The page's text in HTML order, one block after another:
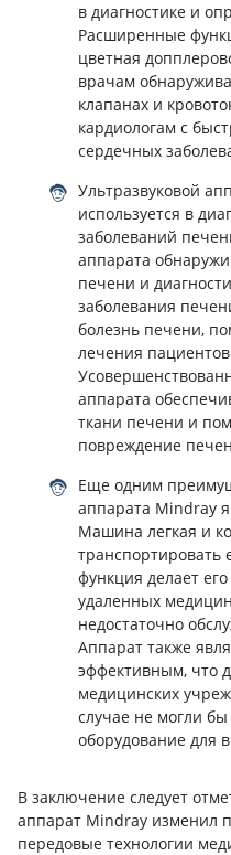
в диагностике и
Расширенные
цветная
врачам
клапанах и
кардиологам с
сердечных
Ультразвуковой
используется в
заболеваний
аппарата
печени и
заболевания
болезнь печени,
лечения
аппарата
ткани печени и
повреждение
Еще одним
аппарата Mindray
Машина легкая и
транспортировать
функция делает
удаленных
недостаточно
Аппарат также
эффективным, что
медицинских
случае не могли
оборудование для
В заключение следует
аппарат Mindray изменил
передовые технологии